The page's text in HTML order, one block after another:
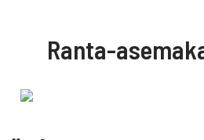
Ranta-